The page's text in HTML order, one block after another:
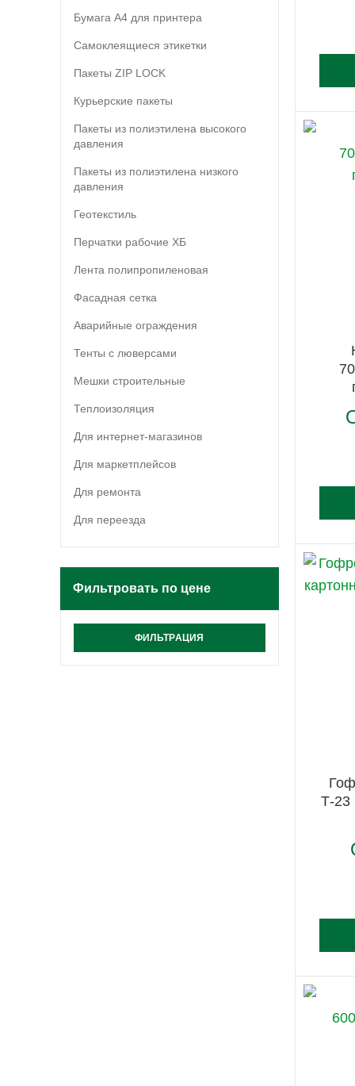
Бумага А4 для принтера
Самоклеящиеся этикетки
Пакеты ZIP LOCK
Курьерские пакеты
Пакеты из полиэтилена высокого
давления
Пакеты из полиэтилена низкого
давления
Геотекстиль
Перчатки рабочие ХБ
Лента полипропиленовая
Фасадная сетка
Аварийные ограждения
Тенты с люверсами
Мешки строительные
Теплоизоляция
Для интернет-магазинов
Для маркетплейсов
Для ремонта
Для переезда
Фильтровать по цене
ФИЛЬТРАЦИЯ
Т-23